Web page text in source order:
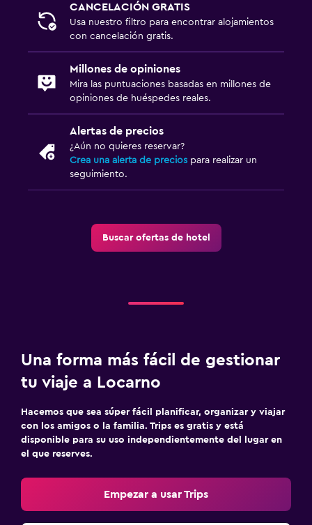
CANCELACIÓN GRATIS
Usa nuestro filtro para encontrar alojamientos
con cancelación gratis.
Millones de opiniones
Mira las puntuaciones basadas en millones de
opiniones de huéspedes reales.
Alertas de precios
¿Aún no quieres reservar?
Crea una alerta de precios para realizar un
seguimiento.
Buscar ofertas de hotel
Una forma más fácil de gestionar
tu viaje a Locarno
Hacemos que sea súper fácil planificar, organizar y viajar
con los amigos o la familia. Trips es gratis y está
disponible para su uso independientemente del lugar en
el que reserves.
Empezar a usar Trips